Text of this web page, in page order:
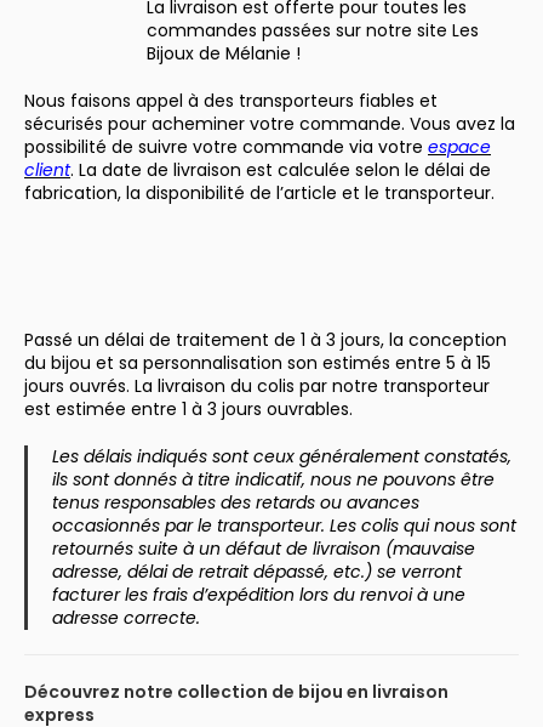
La livraison est offerte pour toutes les
commandes passées sur notre site Les
Bijoux de Mélanie !
Nous faisons appel à des transporteurs fiables et
sécurisés pour acheminer votre commande. Vous avez la
possibilité de suivre votre commande via votre espace
client. La date de livraison est calculée selon le délai de
fabrication, la disponibilité de l’article et le transporteur.
Passé un délai de traitement de 1 à 3 jours, la conception
du bijou et sa personnalisation son estimés entre 5 à 15
jours ouvrés. La livraison du colis par notre transporteur
est estimée entre 1 à 3 jours ouvrables.
Les délais indiqués sont ceux généralement constatés,
ils sont donnés à titre indicatif, nous ne pouvons être
tenus responsables des retards ou avances
occasionnés par le transporteur. Les colis qui nous sont
retournés suite à un défaut de livraison (mauvaise
adresse, délai de retrait dépassé, etc.) se verront
facturer les frais d’expédition lors du renvoi à une
adresse correcte.
Découvrez notre collection de bijou en livraison
express